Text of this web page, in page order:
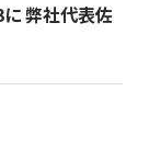
弊社代表佐